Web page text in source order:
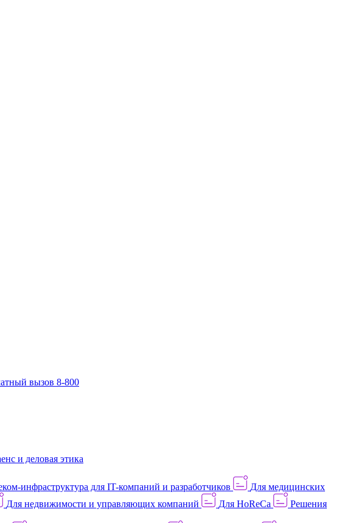
вызов 8-800
и деловая этика
инфраструктура для IT-компаний и разработчиков
Для медицинских
Для недвижимости и управляющих компаний Для HoReCa
Решения